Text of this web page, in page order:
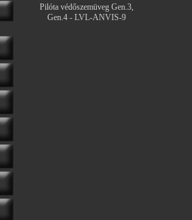
Pilóta védőszemüveg Gen.3,
Gen.4 - LVL-ANVIS-9